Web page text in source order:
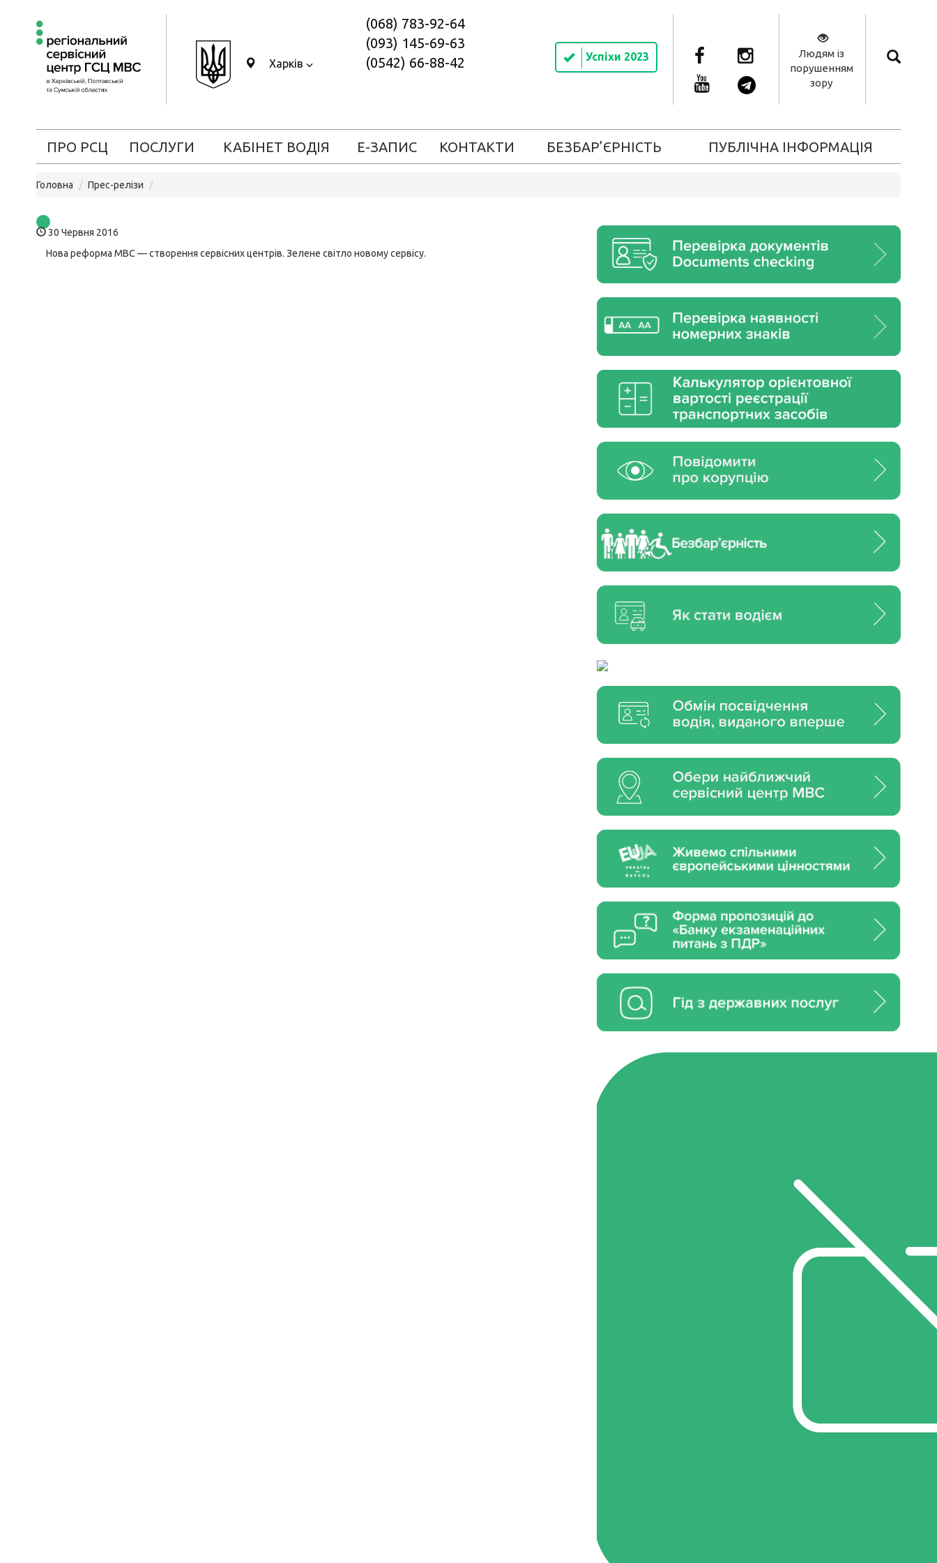
Харків
(068) 783-92-64
(093) 145-69-63
(0542) 66-88-42
Успіхи 2023
Людям із
порушенням
зору
ПРО РСЦ ПОСЛУГИ КАБІНЕТ ВОДІЯ Е-ЗАПИС КОНТАКТИ БЕЗБАР’ЄРНІСТЬ ПУБЛІЧНА ІНФОРМАЦІЯ
Головна Прес-релізи
30 Червня 2016
Нова реформа МВС — створення сервісних центрів. Зелене світло новому сервісу.